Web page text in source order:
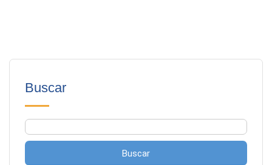
Buscar
Buscar